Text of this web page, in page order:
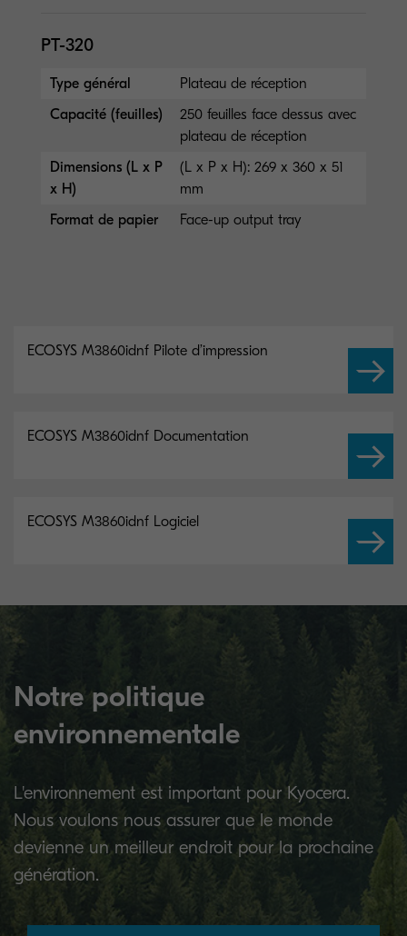
PT-320
Type général
Plateau de réception
Capacité (feuilles)
250 feuilles face dessus avec
plateau de réception
Dimensions (L x P
x H)
(L x P x H): 269 x 360 x 51
mm
Format de papier
Face-up output tray
ECOSYS M3860idnf Pilote d’impression
ECOSYS M3860idnf Documentation
ECOSYS M3860idnf Logiciel
Notre politique
environnementale
L'environnement est important pour Kyocera.
Nous voulons nous assurer que le monde
devienne un meilleur endroit pour la prochaine
génération.